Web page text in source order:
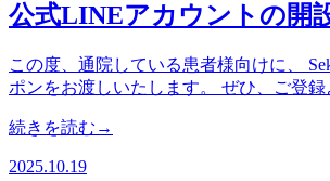
公式LINEアカウントの開
この度、通院している患者様向けに、
ポンをお渡しいたします。 ぜひ、ご登
続きを読む→
2025.10.19